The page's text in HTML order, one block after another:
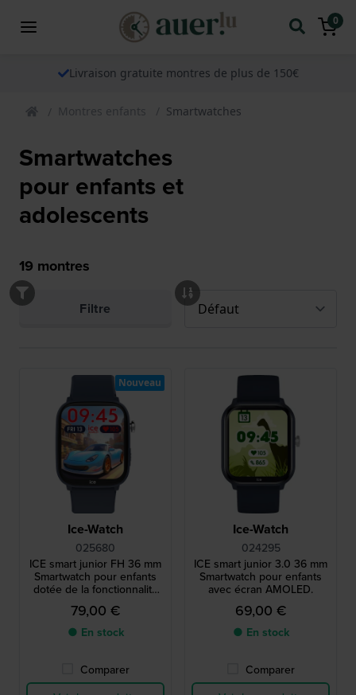
0
Livraison gratuite montres de plus de 150€
Montres enfants Smartwatches
Smartwatches
pour enfants et
adolescents
19 montres
Filtre
Ice-Watch
025680
ICE smart junior FH 36 mm
Smartwatch pour enfants
dotée de la fonctionnalité
de géolocalisation Android
Find Hub
79,00 €
● En stock
Comparer
Nouveau
Ice-Watch
024295
ICE smart junior 3.0 36 mm
Smartwatch pour enfants
avec écran AMOLED.
69,00 €
● En stock
Comparer